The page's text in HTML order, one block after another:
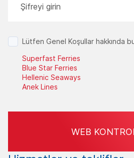
Lütfen Genel Koşullar hakkında
Superfast Ferries
Blue Star Ferries
Hellenic Seaways
Anek Lines
WEB